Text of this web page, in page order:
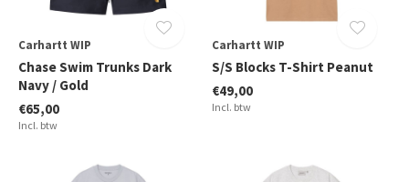
Carhartt WIP
Chase Swim Trunks Dark
Navy / Gold
€65,00
Incl. btw
Carhartt WIP
S/S Blocks T-Shirt Peanut
€49,00
Incl. btw